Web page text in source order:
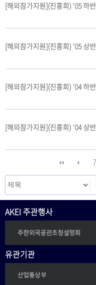
[해외참가지원](진흥회) '05 하
[해외참가지원](진흥회) '05 상
[해외참가지원](진흥회) '04 하
[해외참가지원](진흥회) '04 상
AKEI 주관행사
유관기관